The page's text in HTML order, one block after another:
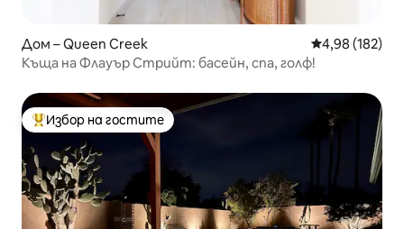
Дом – Queen Creek Средна
4,98 (182)
Къща на Флауър Стрийт: басейн, спа, голф!
Най-популярен избор на гостите
Избор на гостите